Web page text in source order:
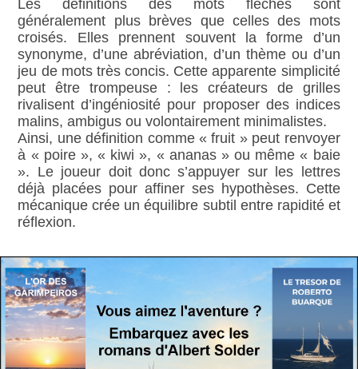
Les définitions des mots fléchés sont
généralement plus brèves que celles des mots
croisés. Elles prennent souvent la forme d’un
synonyme, d’une abréviation, d’un thème ou d’un
jeu de mots très concis. Cette apparente simplicité
peut être trompeuse : les créateurs de grilles
rivalisent d’ingéniosité pour proposer des indices
malins, ambigus ou volontairement minimalistes.
Ainsi, une définition comme « fruit » peut renvoyer
à « poire », « kiwi », « ananas » ou même « baie
». Le joueur doit donc s’appuyer sur les lettres
déjà placées pour affiner ses hypothèses. Cette
mécanique crée un équilibre subtil entre rapidité et
réflexion.